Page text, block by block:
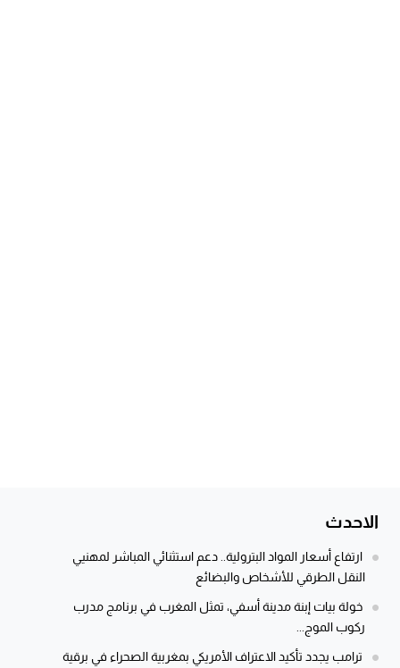
الاحدث
ارتفاع أسعار المواد البترولية.. دعم استثنائي المباشر لمهنيي
النقل الطرقي للأشخاص والبضائع
خولة بيات إبنة مدينة أسفي، تمثل المغرب في برنامج مدرب
ركوب الموج...
ترامب يجدد تأكيد الاعتراف الأمريكي بمغربية الصحراء في برقية